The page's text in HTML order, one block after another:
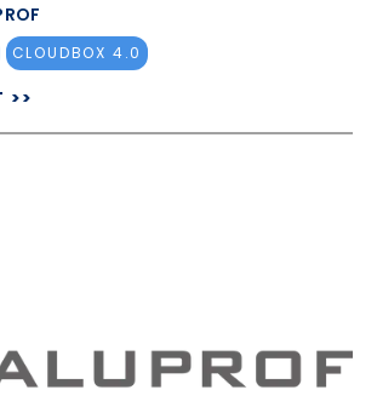
CLOUDBOX 4.0
>>